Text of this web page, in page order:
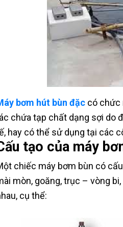
bơm hút bùn đặccó chức
chứa tạp chất dạng sợi do
hay có thể sử dụng tại các
tạo của máy
chiếc máy bơm bùn có
mòn, goăng, trục – vòng
cụ thể: